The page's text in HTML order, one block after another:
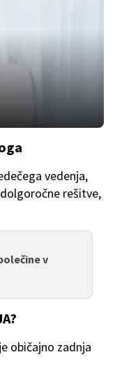
vedenja,
rešitve,
v
običajno zadnja